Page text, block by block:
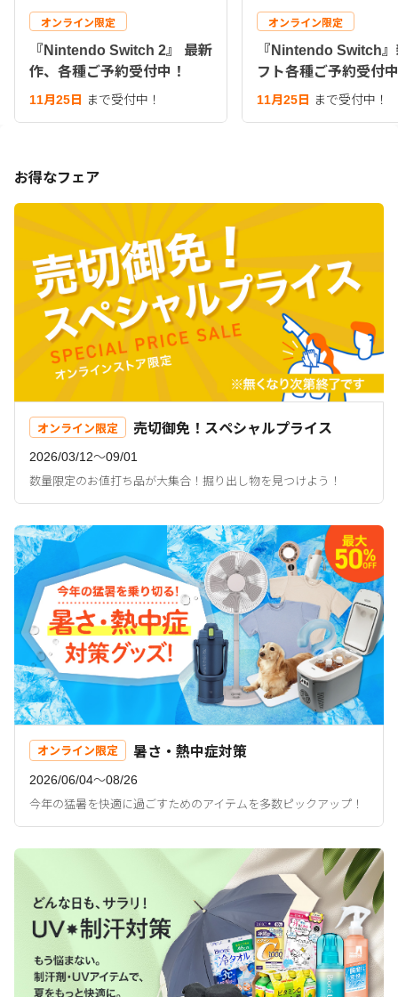
オンライン限定
『Nintendo Switch 2』 最新
作、各種ご予約受付中！
11月25日 まで受付中！
オンライン限定
『Nintendo Switch
フト各種ご予約受付
11月25日 まで受付中！
お得なフェア
オンライン限定 売切御免！スペシャルプライス
2026/03/12〜09/01
数量限定のお値打ち品が大集合！掘り出し物を見つけよう！
オンライン限定 暑さ・熱中症対策
2026/06/04〜08/26
今年の猛暑を快適に過ごすためのアイテムを多数ピックアップ！